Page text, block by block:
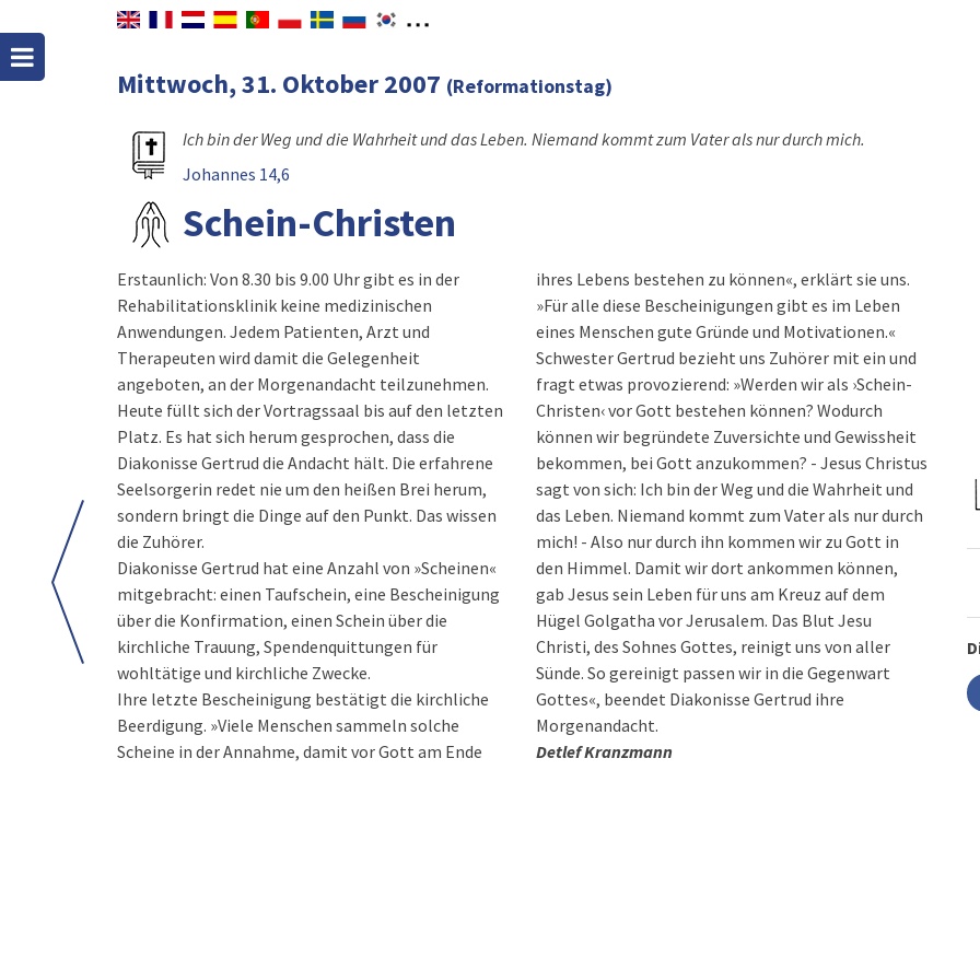
Mittwoch, 31. Oktober 2007 (Reformationstag)
Ich bin der Weg und die Wahrheit und das Leben. Niemand kommt zum Vater als nur durch mich.
Johannes 14,6
Schein-Christen
Erstaunlich: Von 8.30 bis 9.00 Uhr gibt es in der
Rehabilitationsklinik keine medizinischen
Anwendungen. Jedem Patienten, Arzt und
Therapeuten wird damit die Gelegenheit
angeboten, an der Morgenandacht teilzunehmen.
Heute füllt sich der Vortragssaal bis auf den letzten
Platz. Es hat sich herum gesprochen, dass die
Diakonisse Gertrud die Andacht hält. Die erfahrene
Seelsorgerin redet nie um den heißen Brei herum,
sondern bringt die Dinge auf den Punkt. Das wissen
die Zuhörer.
Diakonisse Gertrud hat eine Anzahl von »Scheinen«
mitgebracht: einen Taufschein, eine Bescheinigung
über die Konfirmation, einen Schein über die
kirchliche Trauung, Spendenquittungen für
wohltätige und kirchliche Zwecke.
Ihre letzte Bescheinigung bestätigt die kirchliche
Beerdigung. »Viele Menschen sammeln solche
Scheine in der Annahme, damit vor Gott am Ende
ihres Lebens bestehen zu können«, erklärt sie uns.
»Für alle diese Bescheinigungen gibt es im Leben
eines Menschen gute Gründe und Motivationen.«
Schwester Gertrud bezieht uns Zuhörer mit ein und
fragt etwas provozierend: »Werden wir als ›Schein-
Christen‹ vor Gott bestehen können? Wodurch
können wir begründete Zuversichte und Gewissheit
bekommen, bei Gott anzukommen? - Jesus Christus
sagt von sich: Ich bin der Weg und die Wahrheit und
das Leben. Niemand kommt zum Vater als nur durch
mich! - Also nur durch ihn kommen wir zu Gott in
den Himmel. Damit wir dort ankommen können,
gab Jesus sein Leben für uns am Kreuz auf dem
Hügel Golgatha vor Jerusalem. Das Blut Jesu
Christi, des Sohnes Gottes, reinigt uns von aller
Sünde. So gereinigt passen wir in die Gegenwart
Gottes«, beendet Diakonisse Gertrud ihre
Morgenandacht.
Detlef Kranzmann